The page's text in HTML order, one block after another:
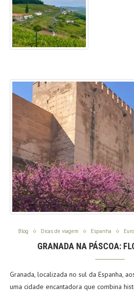
Blog Dicas de viagem Espanha
GRANADA NA PÁSCOA:
Granada, localizada no sul da Espanha,
uma cidade encantadora que combina